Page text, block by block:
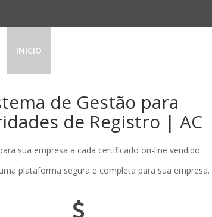
INÍCIO
de Gestão para
de Registro | AC
sua empresa a cada certificado on-line vendido.
plataforma segura e completa para sua empresa.